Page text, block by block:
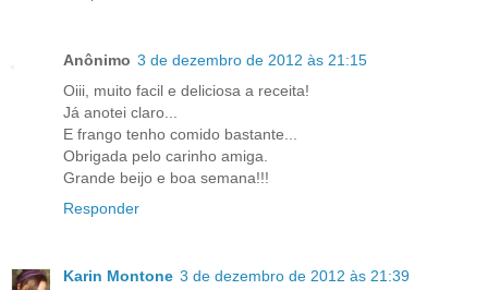
Anônimo 3 de dezembro de 2012 às 21:15
Oiii, muito facil e deliciosa a receita!
Já anotei claro...
E frango tenho comido bastante...
Obrigada pelo carinho amiga.
Grande beijo e boa semana!!!
Responder
Karin Montone 3 de dezembro de 2012 às 21:39